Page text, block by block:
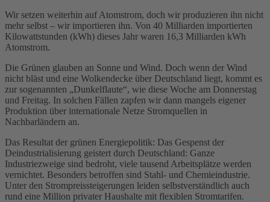
Wir setzen weiterhin auf Atomstrom, doch wir produzieren ihn nicht
mehr selbst – wir importieren ihn. Von 40 Milliarden importierten
Kilowattstunden (kWh) dieses Jahr waren 16,3 Milliarden kWh
Atomstrom.
Die Grünen glauben an Sonne und Wind. Doch wenn der Wind
nicht bläst und eine Wolkendecke über Deutschland liegt, kommt es
zur sogenannten „Dunkelflaute“, wie diese Woche am Donnerstag
und Freitag. In solchen Fällen zapfen wir dann mangels eigener
Produktion über internationale Netze Stromquellen in
Nachbarländern an.
Das Resultat der grünen Energiepolitik: Das Gespenst der
Deindustrialisierung geistert durch Deutschland: Ganze
Industriezweige sind bedroht, viele tausend Arbeitsplätze werden
vernichtet. Besonders betroffen sind Stahl- und Chemieindustrie.
Unter den Strompreissteigerungen leiden selbstverständlich auch
rund eine Million privater Haushalte mit flexiblen Stromtarifen.